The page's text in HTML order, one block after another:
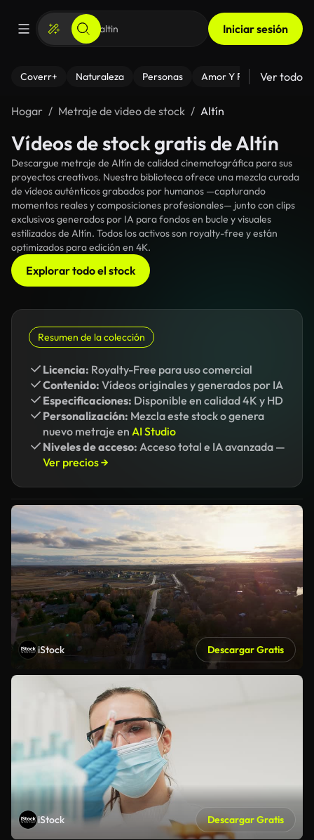
Iniciar sesión
Coverr+ Naturaleza Personas Amor Y Relaciones
Ver todo
Hogar Metraje de video de stock Altín
Vídeos de stock gratis de Altín
Descargue metraje de Altín de calidad cinematográfica para sus
proyectos creativos. Nuestra biblioteca ofrece una mezcla curada
de vídeos auténticos grabados por humanos —capturando
momentos reales y composiciones profesionales— junto con clips
exclusivos generados por IA para fondos en bucle y visuales
estilizados de Altín. Todos los activos son royalty-free y están
optimizados para edición en 4K.
Explorar todo el stock
Resumen de la colección
Licencia: Royalty-Free para uso comercial
Contenido: Vídeos originales y generados por IA
Especificaciones: Disponible en calidad 4K y HD
Personalización: Mezcla este stock o genera
nuevo metraje en AI Studio
Niveles de acceso: Acceso total e IA avanzada —
Ver precios →
iStock Descargar Gratis
iStock Descargar Gratis